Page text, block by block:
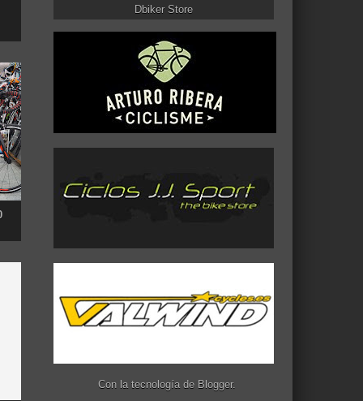
Dbiker Store
Con la tecnología de Blogger.